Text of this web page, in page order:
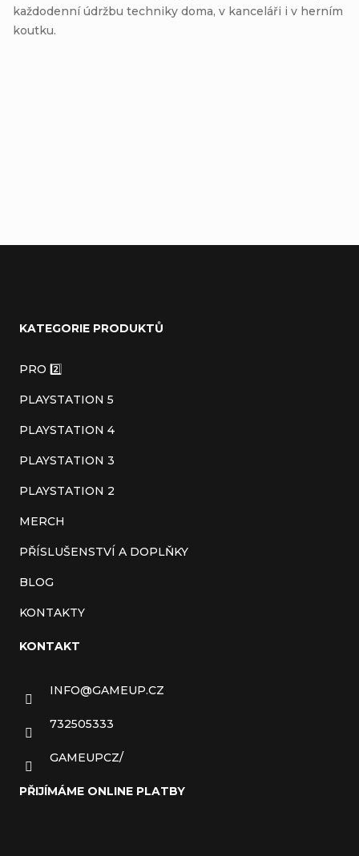
každodenní údržbu techniky doma, v kanceláři i v herním
koutku.
KATEGORIE PRODUKTŮ
PRO 2️⃣
PLAYSTATION 5
PLAYSTATION 4
PLAYSTATION 3
PLAYSTATION 2
MERCH
PŘÍSLUŠENSTVÍ A DOPLŇKY
BLOG
KONTAKTY
KONTAKT
INFO@GAMEUP.CZ
732505333
GAMEUPCZ/
PŘIJÍMÁME ONLINE PLATBY